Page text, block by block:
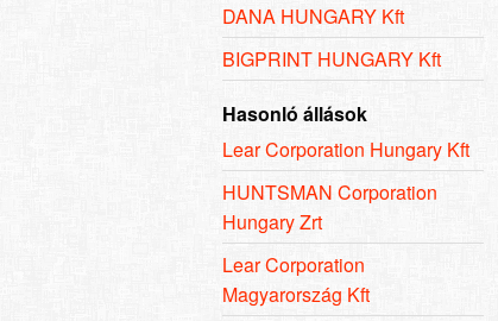
DANA HUNGARY Kft
BIGPRINT HUNGARY Kft
Hasonló állások
Lear Corporation Hungary Kft
HUNTSMAN Corporation
Hungary Zrt
Lear Corporation
Magyarország Kft